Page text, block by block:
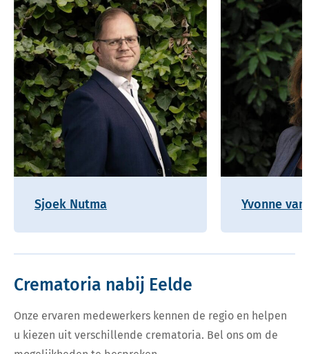
Sjoek Nutma Yvonne
Crematoria nabij Eelde
Onze ervaren medewerkers kennen de regio en helpen
u kiezen uit verschillende crematoria. Bel ons om de